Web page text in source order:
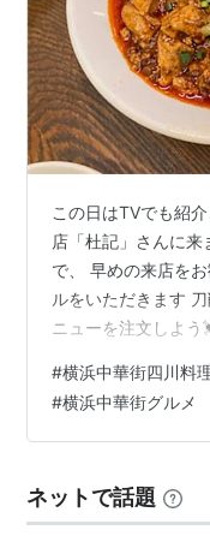
この日はTVでも紹
店「杜記」さんに
で、 早めの来店を
ルをいただきます
ニューを注文しよ
のシビカラ具合が食
に広がります 四川
は ニラたっぷりで
「ひーっ！」とな
は麻婆…
#横浜中華街四川料
#横浜中華街グルメ
ネットで話題